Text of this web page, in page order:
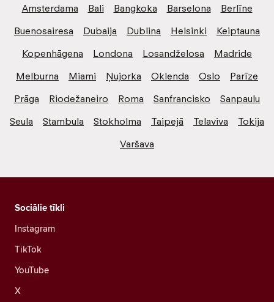
Amsterdama Bali Bangkoka Barselona
Berlīne
Buenosairesa
Dubaija Dublina Helsinki
Keiptauna
Kopenhāgena
Londona Losandželosa
Madride
Melburna
Miami Ņujorka Oklenda Oslo
Parīze
Prāga
Riodežaneiro Roma Sanfrancisko
Sanpaulu
Seula
Stambula Stokholma Taipejā Telaviva
Tokija
Varšava
Sociālie tīkli
Instagram
TikTok
YouTube
X